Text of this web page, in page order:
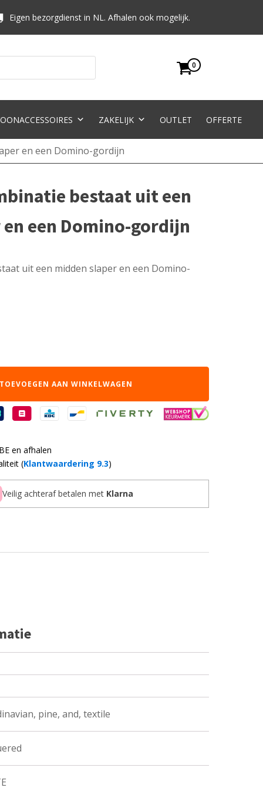
Eigen bezorgdienst in NL. Afhalen ook mogelijk.
0
ZAKELIJK OUTLET OFFERTE
en een Domino-gordijn
bestaat uit een
een Domino-gordijn
uit een midden slaper en een Domino-
TOEVOEGEN AAN WINKELWAGEN
en afhalen
(Klantwaardering 9.3)
Veilig achteraf betalen met Klarna
pine, and, textile